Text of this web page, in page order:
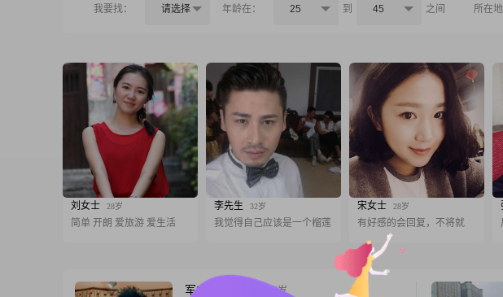
我要找： 请选择 年龄在： 25 到 45 之间 所在地
刘女士 28岁
简单 开朗 爱旅游 爱生活
李先生 32岁
我觉得自己应该是一个榴莲
宋女士 28岁
有好感的会回复，不将就
军中绿 军中绿
48岁